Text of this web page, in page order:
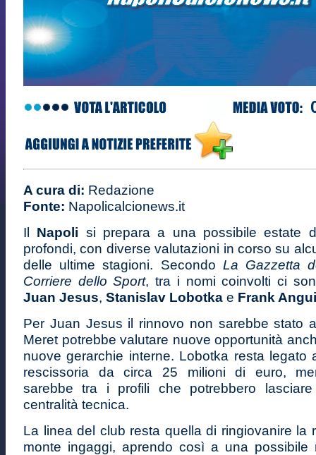
A cura di: Redazione
Fonte: Napolicalcionews.it
Il Napoli si prepara a una possibile estate
profondi, con diverse valutazioni in corso su
delle ultime stagioni. Secondo La Gazzetta
Corriere dello Sport, tra i nomi coinvolti ci
Juan Jesus, Stanislav Lobotka e Frank
Per Juan Jesus il rinnovo non sarebbe stato
Meret potrebbe valutare nuove opportunità
nuove gerarchie interne. Lobotka resta legato
rescissoria da circa 25 milioni di euro,
sarebbe tra i profili che potrebbero
centralità tecnica.
La linea del club resta quella di ringiovanire la
monte ingaggi, aprendo così a una possibile